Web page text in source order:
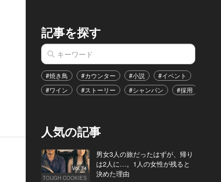
記事を探す
#焼き鳥 #カウンター #小説 #イベント
#ワイン
#ストーリー #シャンパン #採用
人気の記事
Vol.74
TOUGH COOKIES
男女3人の旅だったはずが、帰り
は2人に…。1人の女性が残ると
決めた理由